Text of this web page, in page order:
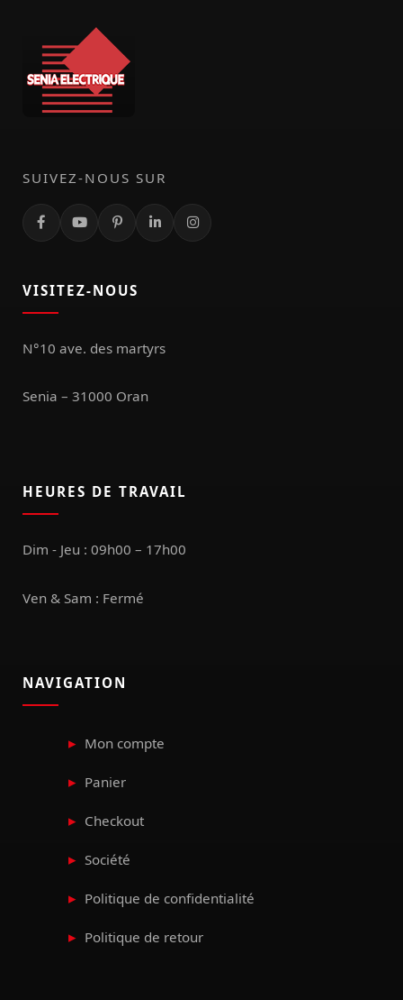
SUIVEZ-NOUS SUR
VISITEZ-NOUS
N°10 ave. des martyrs
Senia – 31000 Oran
HEURES DE TRAVAIL
Dim - Jeu : 09h00 – 17h00
Ven & Sam : Fermé
NAVIGATION
Mon compte
Panier
Checkout
Société
Politique de confidentialité
Politique de retour